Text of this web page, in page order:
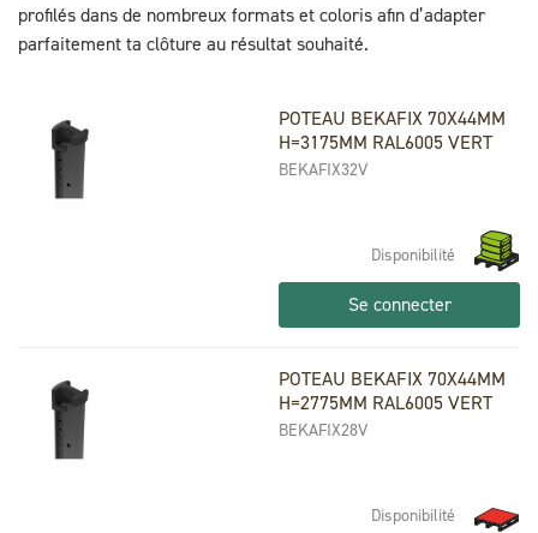
profilés dans de nombreux formats et coloris afin d’adapter
parfaitement ta clôture au résultat souhaité.
POTEAU BEKAFIX 70X44MM
H=3175MM RAL6005 VERT
BEKAFIX32V
Disponibilité
Se connecter
POTEAU BEKAFIX 70X44MM
H=2775MM RAL6005 VERT
BEKAFIX28V
Disponibilité